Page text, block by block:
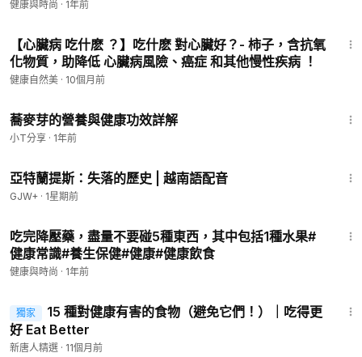
健康與時尚 · 1年前
【心臟病 吃什麽 ？】吃什麽 對心臟好？- 柿子，含抗氧
化物質，助降低 心臟病風險、癌症 和其他慢性疾病 ！
健康自然美 · 10個月前
蕎麥芽的營養與健康功效詳解
小T分享 · 1年前
亞特蘭提斯：失落的歷史 | 越南語配音
GJW+ · 1星期前
吃完降壓藥，盡量不要碰5種東西，其中包括1種水果#
健康常識#養生保健#健康#健康飲食
健康與時尚 · 1年前
獨家
15 種對健康有害的食物（避免它們！）｜吃得更
好 Eat Better
新唐人精選 · 11個月前